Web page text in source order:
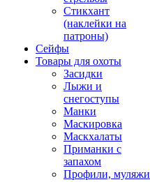
Стикхант
(наклейки на
патроны)
Сейфы
Товары для охоты
Засидки
Лыжи и
снегоступы
Манки
Маскировка
Маскхалаты
Приманки с
запахом
Профили, муляжи